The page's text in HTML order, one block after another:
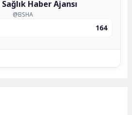
Haber Ajansı
@BSHA
164